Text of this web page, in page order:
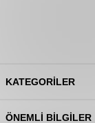
KATEGORILER
ÖNEMLI BILGILER